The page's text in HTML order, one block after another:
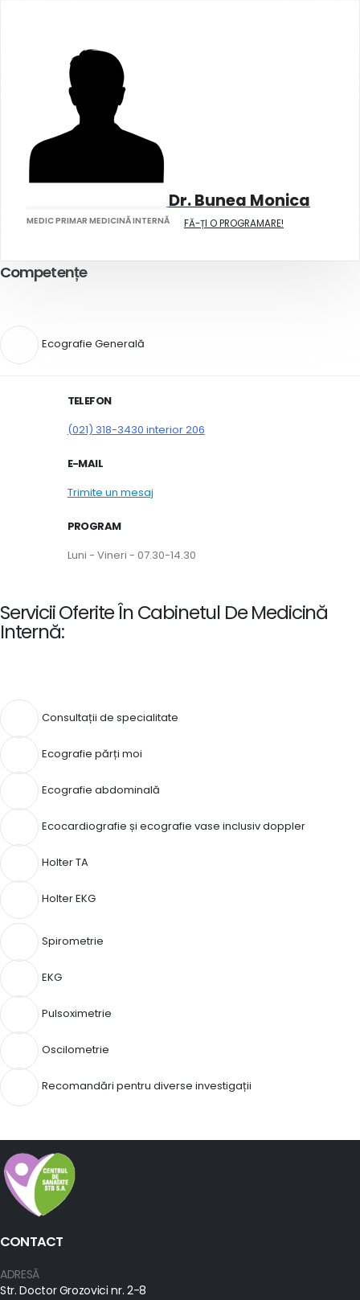
Dr. Bunea Monica
MEDIC PRIMAR MEDICINĂ INTERNĂ FĂ-ȚI O PROGRAMARE!
Competențe
Ecografie Generală
TELEFON
(021) 318-3430 interior 206
E-MAIL
Trimite un mesaj
PROGRAM
Luni - Vineri - 07.30-14.30
Servicii Oferite În Cabinetul De Medicină
Internă:
Consultații de specialitate
Ecografie părți moi
Ecografie abdominală
Ecocardiografie și ecografie vase inclusiv doppler
Holter TA
Holter EKG
Spirometrie
EKG
Pulsoximetrie
Oscilometrie
Recomandări pentru diverse investigații
CONTACT
ADRESĂ
Str. Doctor Grozovici nr. 2-8